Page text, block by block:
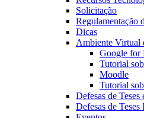
Solicitação
Regulamentação
Dicas
Ambiente Virtual
Google for
Tutorial
Moodle
Tutorial
Defesas de
Defesas de Teses